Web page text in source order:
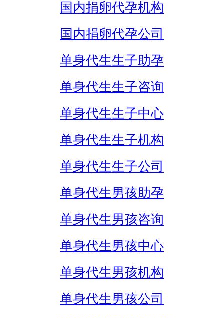
国内捐卵代孕机构
国内捐卵代孕公司
单身代生生子助孕
单身代生生子咨询
单身代生生子中心
单身代生生子机构
单身代生生子公司
单身代生男孩助孕
单身代生男孩咨询
单身代生男孩中心
单身代生男孩机构
单身代生男孩公司